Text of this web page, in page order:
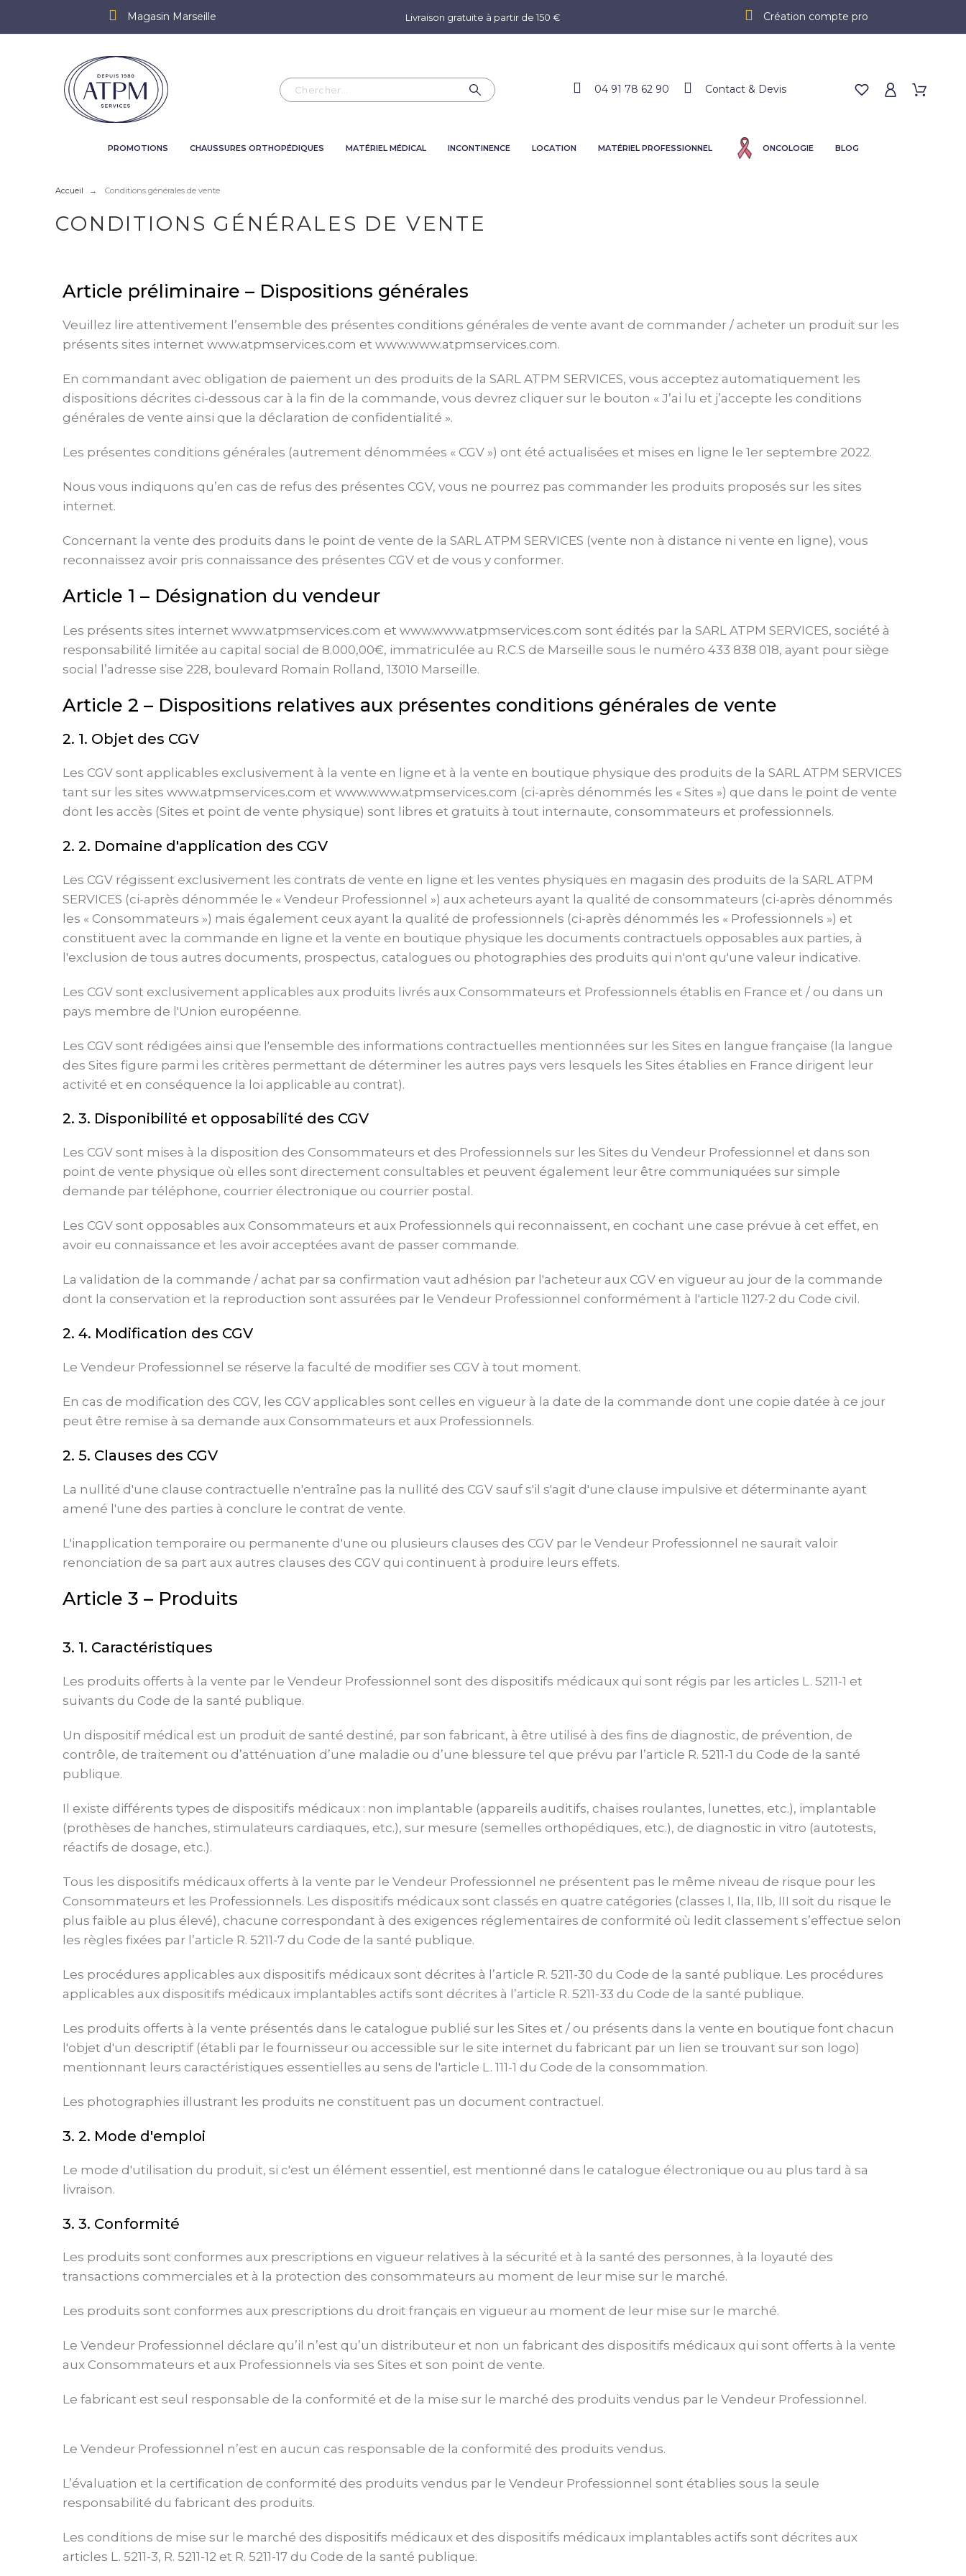
Magasin Marseille Livraison gratuite à partir de 150 € Création compte pro
04 91 78 62 90 Contact & Devis
PROMOTIONS CHAUSSURES ORTHOPÉDIQUES MATÉRIEL MÉDICAL INCONTINENCE LOCATION MATÉRIEL PROFESSIONNEL ONCOLOGIE BLOG
Accueil Conditions générales de vente
CONDITIONS GÉNÉRALES DE VENTE
Article préliminaire – Dispositions générales
Veuillez lire attentivement l’ensemble des présentes conditions générales de vente avant de commander / acheter un produit sur les
présents sites internet www.atpmservices.com et www.www.atpmservices.com.
En commandant avec obligation de paiement un des produits de la SARL ATPM SERVICES, vous acceptez automatiquement les
dispositions décrites ci-dessous car à la fin de la commande, vous devrez cliquer sur le bouton « J’ai lu et j’accepte les conditions
générales de vente ainsi que la déclaration de confidentialité ».
Les présentes conditions générales (autrement dénommées « CGV ») ont été actualisées et mises en ligne le 1er septembre 2022.
Nous vous indiquons qu’en cas de refus des présentes CGV, vous ne pourrez pas commander les produits proposés sur les sites
internet.
Concernant la vente des produits dans le point de vente de la SARL ATPM SERVICES (vente non à distance ni vente en ligne), vous
reconnaissez avoir pris connaissance des présentes CGV et de vous y conformer.
Article 1 – Désignation du vendeur
Les présents sites internet www.atpmservices.com et www.www.atpmservices.com sont édités par la SARL ATPM SERVICES, société à
responsabilité limitée au capital social de 8.000,00€, immatriculée au R.C.S de Marseille sous le numéro 433 838 018, ayant pour siège
social l’adresse sise 228, boulevard Romain Rolland, 13010 Marseille.
Article 2 – Dispositions relatives aux présentes conditions générales de vente
2. 1. Objet des CGV
Les CGV sont applicables exclusivement à la vente en ligne et à la vente en boutique physique des produits de la SARL ATPM SERVICES
tant sur les sites www.atpmservices.com et www.www.atpmservices.com (ci-après dénommés les « Sites ») que dans le point de vente
dont les accès (Sites et point de vente physique) sont libres et gratuits à tout internaute, consommateurs et professionnels.
2. 2. Domaine d'application des CGV
Les CGV régissent exclusivement les contrats de vente en ligne et les ventes physiques en magasin des produits de la SARL ATPM
SERVICES (ci-après dénommée le « Vendeur Professionnel ») aux acheteurs ayant la qualité de consommateurs (ci-après dénommés
les « Consommateurs ») mais également ceux ayant la qualité de professionnels (ci-après dénommés les « Professionnels ») et
constituent avec la commande en ligne et la vente en boutique physique les documents contractuels opposables aux parties, à
l'exclusion de tous autres documents, prospectus, catalogues ou photographies des produits qui n'ont qu'une valeur indicative.
Les CGV sont exclusivement applicables aux produits livrés aux Consommateurs et Professionnels établis en France et / ou dans un
pays membre de l'Union européenne.
Les CGV sont rédigées ainsi que l'ensemble des informations contractuelles mentionnées sur les Sites en langue française (la langue
des Sites figure parmi les critères permettant de déterminer les autres pays vers lesquels les Sites établies en France dirigent leur
activité et en conséquence la loi applicable au contrat).
2. 3. Disponibilité et opposabilité des CGV
Les CGV sont mises à la disposition des Consommateurs et des Professionnels sur les Sites du Vendeur Professionnel et dans son
point de vente physique où elles sont directement consultables et peuvent également leur être communiquées sur simple
demande par téléphone, courrier électronique ou courrier postal.
Les CGV sont opposables aux Consommateurs et aux Professionnels qui reconnaissent, en cochant une case prévue à cet effet, en
avoir eu connaissance et les avoir acceptées avant de passer commande.
La validation de la commande / achat par sa confirmation vaut adhésion par l'acheteur aux CGV en vigueur au jour de la commande
dont la conservation et la reproduction sont assurées par le Vendeur Professionnel conformément à l'article 1127-2 du Code civil.
2. 4. Modification des CGV
Le Vendeur Professionnel se réserve la faculté de modifier ses CGV à tout moment.
En cas de modification des CGV, les CGV applicables sont celles en vigueur à la date de la commande dont une copie datée à ce jour
peut être remise à sa demande aux Consommateurs et aux Professionnels.
2. 5. Clauses des CGV
La nullité d'une clause contractuelle n'entraîne pas la nullité des CGV sauf s'il s'agit d'une clause impulsive et déterminante ayant
amené l'une des parties à conclure le contrat de vente.
L'inapplication temporaire ou permanente d'une ou plusieurs clauses des CGV par le Vendeur Professionnel ne saurait valoir
renonciation de sa part aux autres clauses des CGV qui continuent à produire leurs effets.
Article 3 – Produits
3. 1. Caractéristiques
Les produits offerts à la vente par le Vendeur Professionnel sont des dispositifs médicaux qui sont régis par les articles L. 5211-1 et
suivants du Code de la santé publique.
Un dispositif médical est un produit de santé destiné, par son fabricant, à être utilisé à des fins de diagnostic, de prévention, de
contrôle, de traitement ou d’atténuation d’une maladie ou d’une blessure tel que prévu par l’article R. 5211-1 du Code de la santé
publique.
Il existe différents types de dispositifs médicaux : non implantable (appareils auditifs, chaises roulantes, lunettes, etc.), implantable
(prothèses de hanches, stimulateurs cardiaques, etc.), sur mesure (semelles orthopédiques, etc.), de diagnostic in vitro (autotests,
réactifs de dosage, etc.).
Tous les dispositifs médicaux offerts à la vente par le Vendeur Professionnel ne présentent pas le même niveau de risque pour les
Consommateurs et les Professionnels. Les dispositifs médicaux sont classés en quatre catégories (classes I, IIa, IIb, III soit du risque le
plus faible au plus élevé), chacune correspondant à des exigences réglementaires de conformité où ledit classement s’effectue selon
les règles fixées par l’article R. 5211-7 du Code de la santé publique.
Les procédures applicables aux dispositifs médicaux sont décrites à l’article R. 5211-30 du Code de la santé publique. Les procédures
applicables aux dispositifs médicaux implantables actifs sont décrites à l’article R. 5211-33 du Code de la santé publique.
Les produits offerts à la vente présentés dans le catalogue publié sur les Sites et / ou présents dans la vente en boutique font chacun
l'objet d'un descriptif (établi par le fournisseur ou accessible sur le site internet du fabricant par un lien se trouvant sur son logo)
mentionnant leurs caractéristiques essentielles au sens de l'article L. 111-1 du Code de la consommation.
Les photographies illustrant les produits ne constituent pas un document contractuel.
3. 2. Mode d'emploi
Le mode d'utilisation du produit, si c'est un élément essentiel, est mentionné dans le catalogue électronique ou au plus tard à sa
livraison.
3. 3. Conformité
Les produits sont conformes aux prescriptions en vigueur relatives à la sécurité et à la santé des personnes, à la loyauté des
transactions commerciales et à la protection des consommateurs au moment de leur mise sur le marché.
Les produits sont conformes aux prescriptions du droit français en vigueur au moment de leur mise sur le marché.
Le Vendeur Professionnel déclare qu’il n’est qu’un distributeur et non un fabricant des dispositifs médicaux qui sont offerts à la vente
aux Consommateurs et aux Professionnels via ses Sites et son point de vente.
Le fabricant est seul responsable de la conformité et de la mise sur le marché des produits vendus par le Vendeur Professionnel.
Le Vendeur Professionnel n’est en aucun cas responsable de la conformité des produits vendus.
L’évaluation et la certification de conformité des produits vendus par le Vendeur Professionnel sont établies sous la seule
responsabilité du fabricant des produits.
Les conditions de mise sur le marché des dispositifs médicaux et des dispositifs médicaux implantables actifs sont décrites aux
articles L. 5211-3, R. 5211-12 et R. 5211-17 du Code de la santé publique.